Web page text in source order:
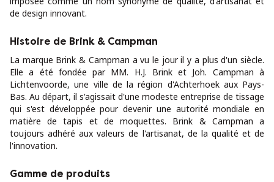
de design innovant.
Histoire de Brink & Campman
La marque Brink & Campman a vu le jour il y a plus d'un siècle.
Elle a été fondée par MM. H.J. Brink et Joh. Campman à
Lichtenvoorde, une ville de la région d'Achterhoek aux Pays-
Bas. Au départ, il s'agissait d'une modeste entreprise de tissage
qui s'est développée pour devenir une autorité mondiale en
matière de tapis et de moquettes. Brink & Campman a
toujours adhéré aux valeurs de l'artisanat, de la qualité et de
l'innovation.
Gamme de produits